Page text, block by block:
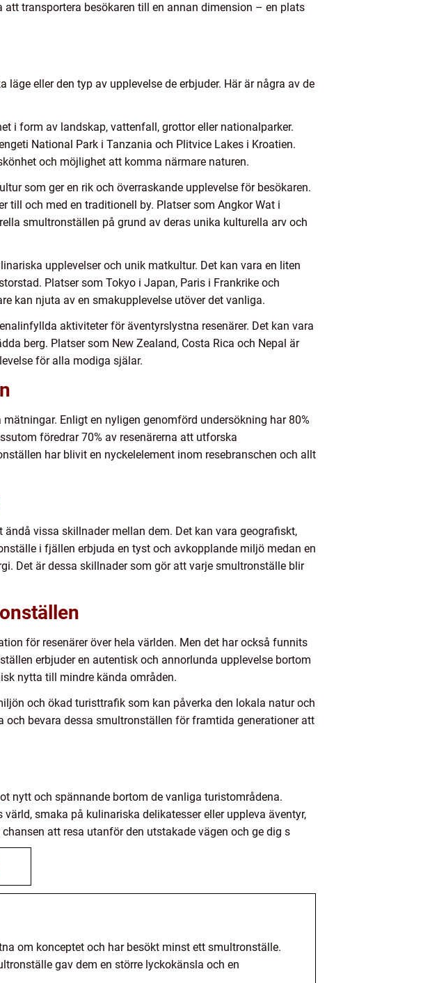
transportera besökaren till en annan dimension – en plats
eller den typ av upplevelse de erbjuder. Här är några av de
i form av landskap, vattenfall, grottor eller nationalparker.
National Park i Tanzania och Plitvice Lakes i Kroatien.
och möjlighet att komma närmare naturen.
som ger en rik och överraskande upplevelse för besökaren.
till och med en traditionell by. Platser som Angkor Wat i
smultronställen på grund av deras unika kulturella arv och
upplevelser och unik matkultur. Det kan vara en liten
Platser som Tokyo i Japan, Paris i Frankrike och
kan njuta av en smakupplevelse utöver det vanliga.
aktiviteter för äventyrslystna resenärer. Det kan vara
berg. Platser som New Zealand, Costa Rica och Nepal är
för alla modiga själar.
Enligt en nyligen genomförd undersökning har 80%
föredrar 70% av resenärerna att utforska
har blivit en nyckelelement inom resebranschen och allt
vissa skillnader mellan dem. Det kan vara geografiskt,
i fjällen erbjuda en tyst och avkopplande miljö medan en
Det är dessa skillnader som gör att varje smultronställe blir
för resenärer över hela världen. Men det har också funnits
erbjuder en autentisk och annorlunda upplevelse bortom
nytta till mindre kända områden.
och ökad turisttrafik som kan påverka den lokala natur och
bevara dessa smultronställen för framtida generationer att
nytt och spännande bortom de vanliga turistområdena.
smaka på kulinariska delikatesser eller uppleva äventyr,
att resa utanför den utstakade vägen och ge dig s
om konceptet och har besökt minst ett smultronställe.
gav dem en större lyckokänsla och en